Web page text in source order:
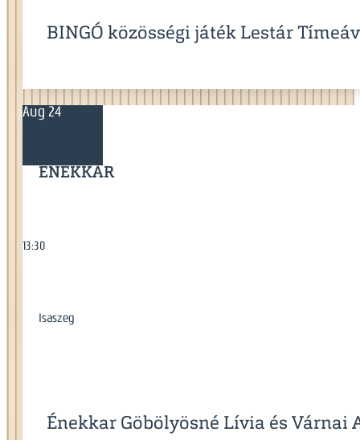
BINGÓ közösségi játék Lestár
Aug 24
ÉNEKKAR
13:30
Isaszeg
Énekkar Göbölyösné Lívia és Várnai